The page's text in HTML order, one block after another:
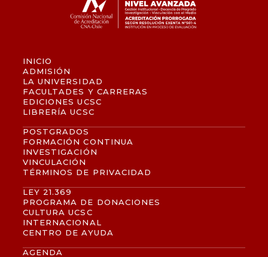
INICIO
ADMISIÓN
LA UNIVERSIDAD
FACULTADES Y CARRERAS
EDICIONES UCSC
LIBRERÍA UCSC
POSTGRADOS
FORMACIÓN CONTINUA
INVESTIGACIÓN
VINCULACIÓN
TÉRMINOS DE PRIVACIDAD
LEY 21.369
PROGRAMA DE DONACIONES
CULTURA UCSC
INTERNACIONAL
CENTRO DE AYUDA
AGENDA